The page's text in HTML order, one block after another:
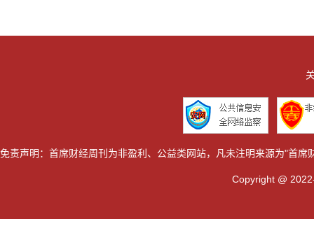
免责声明：首席财经周刊为非盈利、公益类网站，凡未注明来源为"首
Copyright @